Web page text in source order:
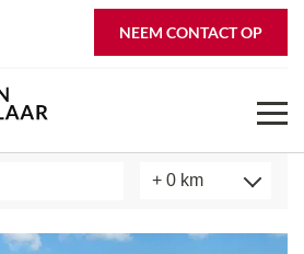
NEEM CONTACT OP